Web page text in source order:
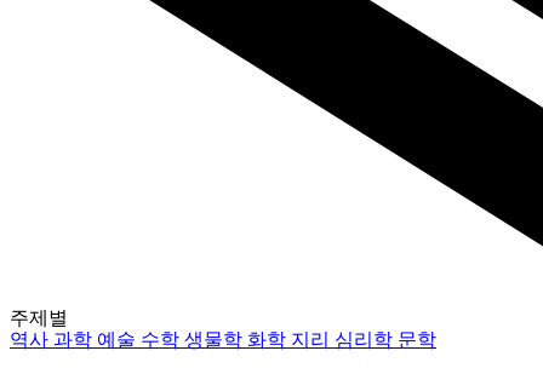
주제별
역사과학 예술 수학생물학 화학 지리 심리학 문학